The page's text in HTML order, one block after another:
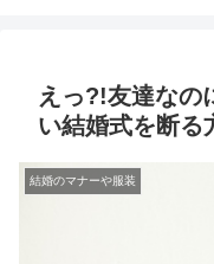
えっ?!友達なの
い結婚式を断る
結婚のマナーや服装